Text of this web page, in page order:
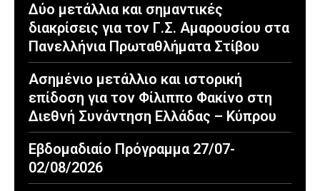
Δύο μετάλλια και σημαντικές
διακρίσεις για τον Γ.Σ. Αμαρουσίου στα
Πανελλήνια Πρωταθλήματα Στίβου
Ασημένιο μετάλλιο και ιστορική
επίδοση για τον Φίλιππο Φακίνο στη
Διεθνή Συνάντηση Ελλάδας – Κύπρου
Εβδομαδιαίο Πρόγραμμα 27/07-
02/08/2026